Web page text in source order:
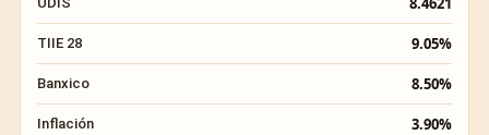
TIIE 28 9.05%
Banxico 8.50%
Inflación 3.90%